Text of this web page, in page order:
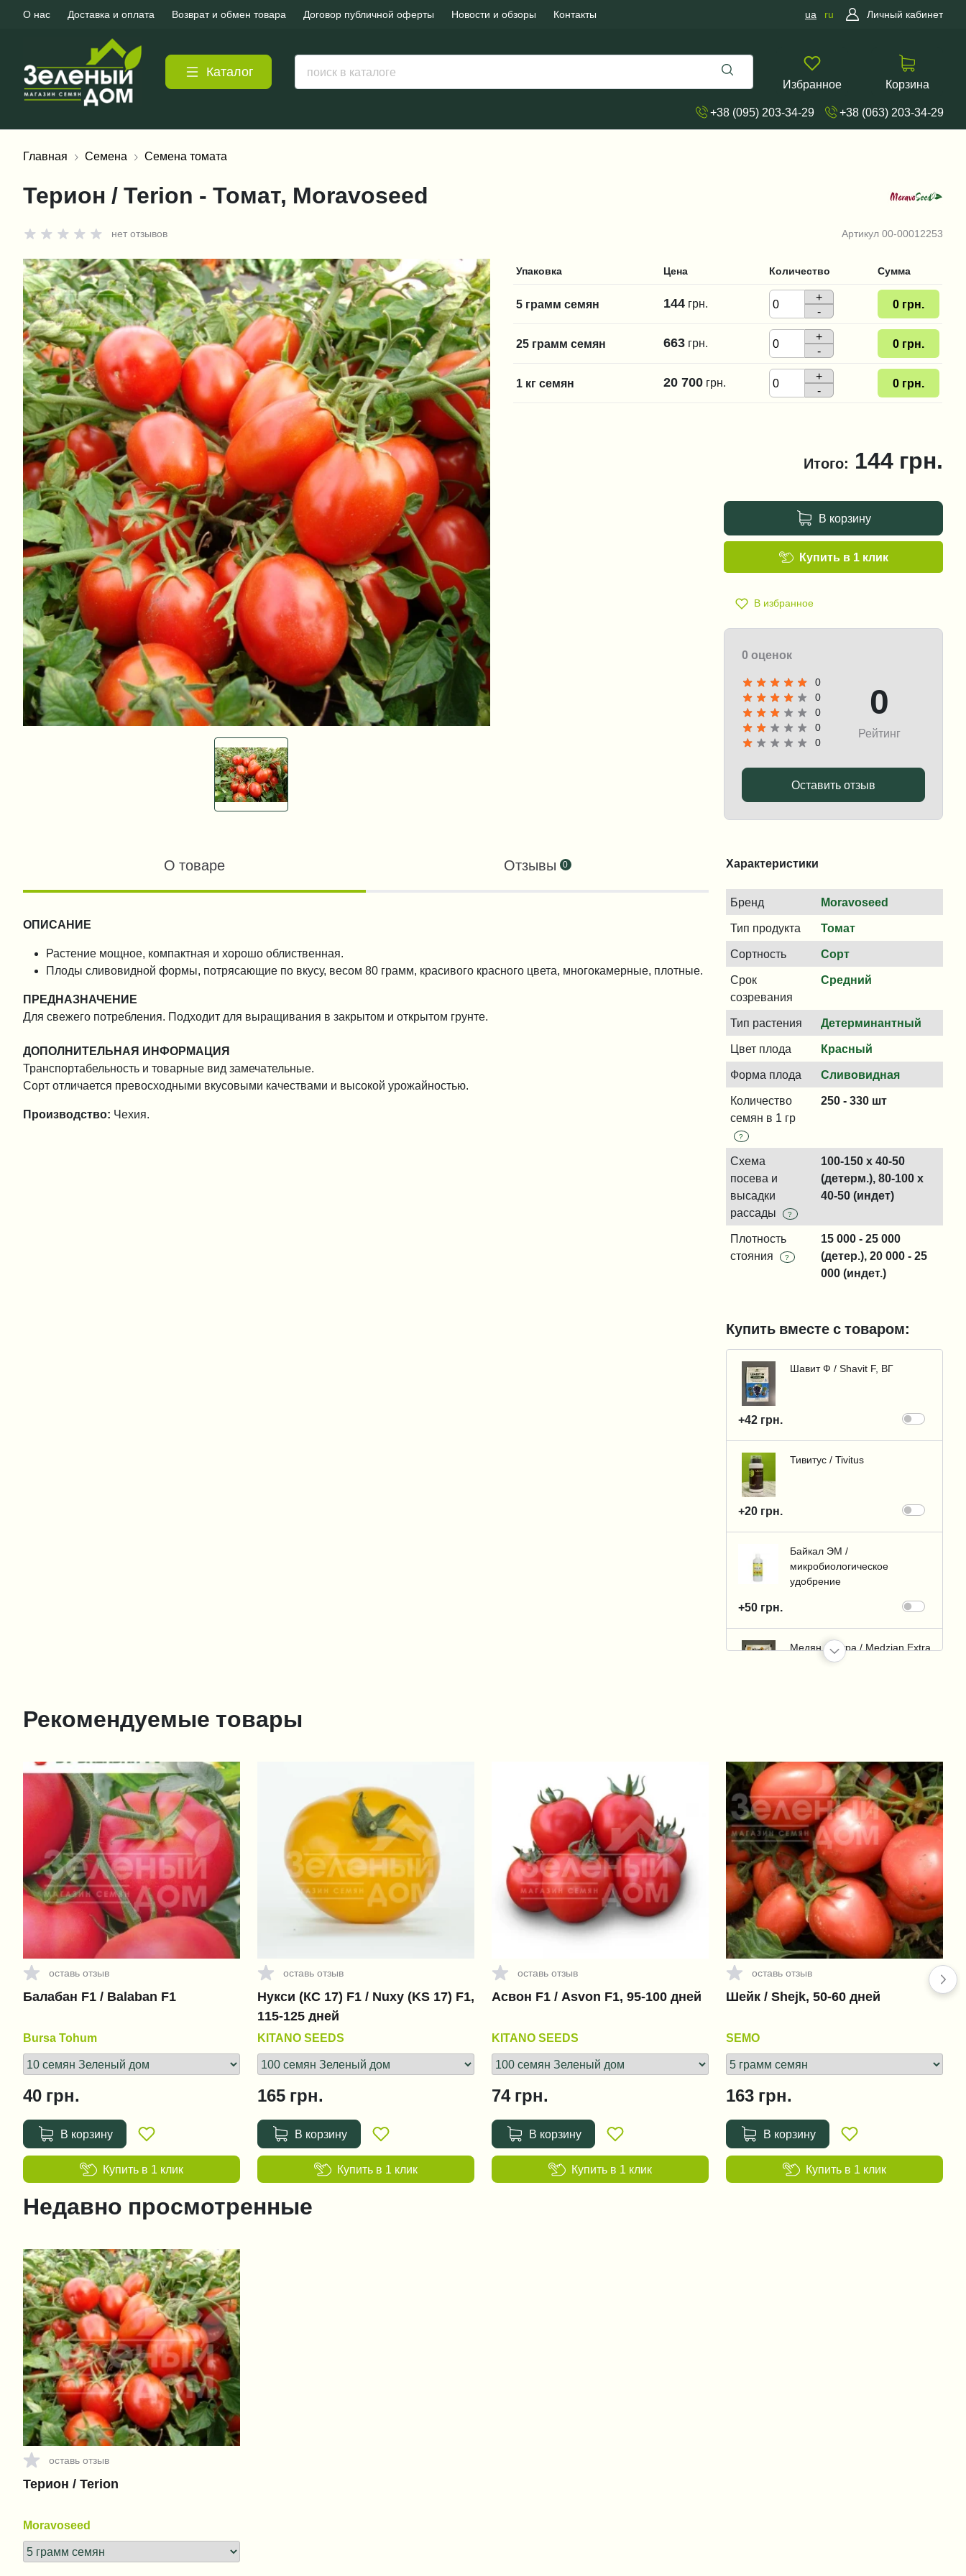
О нас Доставка и оплата Возврат и обмен товара Договор публичной оферты Новости и обзоры Контакты ua ru Личный кабинет
Каталог
Избранное Корзина
+38 (095) 203-34-29 +38 (063) 203-34-29
Главная Семена Семена томата
Артикул 00-00012253
Терион / Terion - Томат, Moravoseed
нет отзывов
Упаковка Цена Количество Сумма
5 грамм семян 144 грн.
+
-
0 грн.
25 грамм семян 663 грн.
+
-
0 грн.
1 кг семян 20 700 грн.
+
-
0 грн.
Итого: 144 грн.
В корзину
В избранное
Купить в 1 клик
0 оценок
0
0
0
0
0
0
Рейтинг
Оставить отзыв
Характеристики
Бренд Moravoseed
Тип продукта Томат
Сортность Сорт
Срок
созревания
Средний
Тип растения Детерминантный
Цвет плода Красный
Форма плода Сливовидная
Количество
семян в 1 гр
?
250 - 330 шт
Схема
посева и
высадки
рассады
?
100-150 x 40-50
(детерм.), 80-100 x
40-50 (индет)
Плотность
стояния
?
15 000 - 25 000
(детер.), 20 000 - 25
000 (индет.)
Купить вместе с товаром:
Шавит Ф / Shavit F, ВГ
+42 грн.
Тивитус / Tivitus
+20 грн.
Байкал ЭМ /
микробиологическое
удобрение
+50 грн.
Медян Экстра / Medzian Extra
350 SC, КС
+1 326 грн.
Пермаклин Ликвид (Зенкор
Ликвид) / Permaclean Liquid
(Sencor Liquid), SC 600 к.с.
+95 грн.
Зенкор Ликвид / Sencor Liquid
+1 456 грн.
+151 грн.
Ridomil Gold MZ 68 WG
О товаре Отзывы 0
ОПИСАНИЕ
Растение мощное, компактная и хорошо облиственная.
Плоды сливовидной формы, потрясающие по вкусу, весом 80 грамм, красивого красного цвета, многокамерные, плотные.
ПРЕДНАЗНАЧЕНИЕ
Для свежего потребления. Подходит для выращивания в закрытом и открытом грунте.
ДОПОЛНИТЕЛЬНАЯ ИНФОРМАЦИЯ
Транспортабельность и товарные вид замечательные.
Сорт отличается превосходными вкусовыми качествами и высокой урожайностью.
Производство: Чехия.
Рекомендуемые товары
оставь отзыв
Балабан F1 / Balaban F1
Bursa Tohum
40 грн.
В корзину
Купить в 1 клик
оставь отзыв
Нукси (КС 17) F1 / Nuxy (KS 17) F1,
115-125 дней
KITANO SEEDS
165 грн.
В корзину
Купить в 1 клик
оставь отзыв
Асвон F1 / Asvon F1, 95-100 дней
KITANO SEEDS
74грн.
В корзину
Купить в 1 клик
оставь отзыв
Шейк / Shejk, 50-60 дней
SEMO
163 грн.
В корзину
Купить в 1 клик
Недавно просмотренные
оставь отзыв
Терион / Terion
Moravoseed